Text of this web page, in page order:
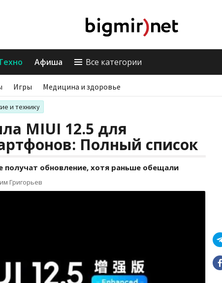
Афиша Все категории
Игры Медицина и здоровье
и технику
MIUI 12.5 для
Полный список
получат обновление, хотя раньше обещали
Григорьев